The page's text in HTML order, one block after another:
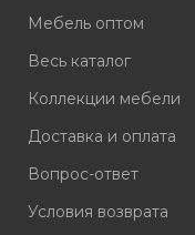
Мебель оптом
Весь каталог
Коллекции мебели
Доставка и оплата
Вопрос-ответ
Условия возврата